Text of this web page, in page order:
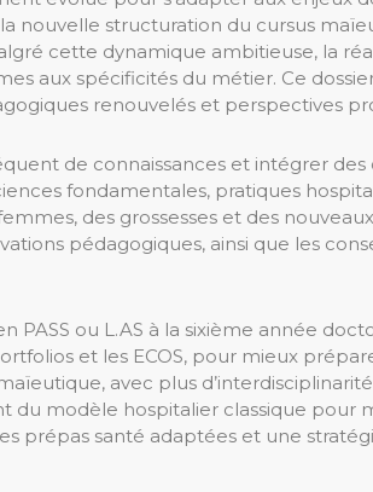
structuration du cursus
cette dynamique ambitieuse, la
aux spécificités du métier. Ce
renouvelés et perspectives
de connaissances et intégrer
fondamentales, pratiques
des grossesses et des
pédagogiques, ainsi que les
PASS ou L.AS à la sixième année
et les ECOS, pour mieux
avec plus
du modèle hospitalier classique pour
prépas santé adaptées et une